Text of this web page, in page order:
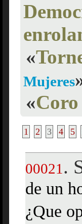
«
Mujeres
«
1 2 3 4 5
00021 .
de un
¿Que